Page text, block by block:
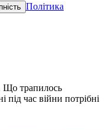
Політика
Що трапилось
під час війни потрібні